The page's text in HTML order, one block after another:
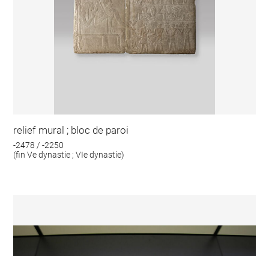
relief mural ; bloc de paroi
-2478 / -2250
(fin Ve dynastie ; VIe dynastie)